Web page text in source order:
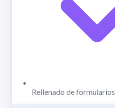
Rellenado de formularios